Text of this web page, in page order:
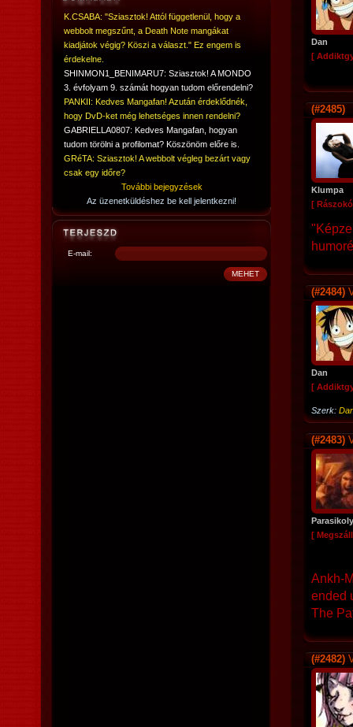
K.CSABA: "Sziasztok! Attól függetlenül, hogy a
webbolt megszűnt, a Death Note mangákat
kiadjátok végig? Köszi a választ." Ez engem is
érdekelne.
SHINMON1_BENIMARU7: Sziasztok! A MONDO
3. évfolyam 9. számát hogyan tudom előrendelni?
PANKII: Kedves Mangafan! Azután érdeklődnék,
hogy DvD-ket még lehetséges innen rendelni?
GABRIELLA0807: Kedves Mangafan, hogyan
tudom törölni a profilomat? Köszönöm előre is.
GRéTA: Sziasztok! A webbolt végleg bezárt vagy
csak egy időre?
További bejegyzések
Az üzenetküldéshez be kell jelentkezni!
E-mail:
Dan
[
(#2485)
Klumpa
[
(#2484)
Dan
[
Szerk:
(#2483)
Parasikoly
[
Ankh-
ended
The
(#2482)